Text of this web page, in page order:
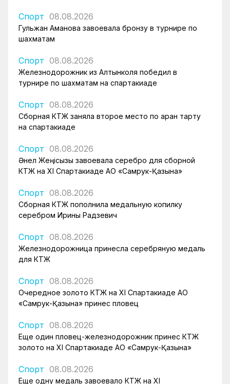
Спорт 08.08.2026
Гульжан Аманова завоевала бронзу в турнире по
шахматам
Спорт 08.08.2026
Железнодорожник из Алтынколя победил в
турнире по шахматам на спартакиаде
Спорт 08.08.2026
Сборная КТЖ заняла второе место по арқан тарту
на спартакиаде
Спорт 08.08.2026
Әнел Жеңісқызы завоевала серебро для сборной
КТЖ на XI Спартакиаде АО «Самрук-Қазына»
Спорт 08.08.2026
Сборная КТЖ пополнила медальную копилку
серебром Ирины Радзевич
Спорт 08.08.2026
Железнодорожница принесла серебряную медаль
для КТЖ
Спорт 08.08.2026
Очередное золото КТЖ на XI Спартакиаде АО
«Самрук-Қазына» принес пловец
Спорт 08.08.2026
Еще один пловец-железнодорожник принес КТЖ
золото на XI Спартакиаде АО «Самрук-Қазына»
Спорт 08.08.2026
Еще одну медаль завоевало КТЖ на XI